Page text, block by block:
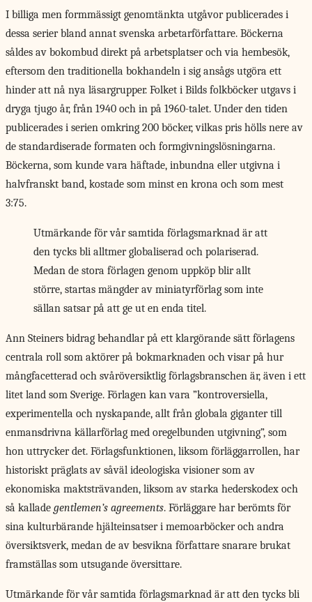
I billiga men formmässigt genomtänkta utgåvor publicerades i
dessa serier bland annat svenska arbetarförfattare. Böckerna
såldes av bokombud direkt på arbetsplatser och via hembesök,
eftersom den traditionella bokhandeln i sig ansågs utgöra ett
hinder att nå nya läsargrupper. Folket i Bilds folkböcker utgavs i
dryga tjugo år, från 1940 och in på 1960-talet. Under den tiden
publicerades i serien omkring 200 böcker, vilkas pris hölls nere av
de standardiserade formaten och formgivningslösningarna.
Böckerna, som kunde vara häftade, inbundna eller utgivna i
halvfranskt band, kostade som minst en krona och som mest
3:75.
Utmärkande för vår samtida förlagsmarknad är att
den tycks bli alltmer globaliserad och polariserad.
Medan de stora förlagen genom uppköp blir allt
större, startas mängder av miniatyrförlag som inte
sällan satsar på att ge ut en enda titel.
Ann Steiners bidrag behandlar på ett klargörande sätt förlagens
centrala roll som aktörer på bokmarknaden och visar på hur
mångfacetterad och svåröversiktlig förlagsbranschen är, även i ett
litet land som Sverige. Förlagen kan vara ”kontroversiella,
experimentella och nyskapande, allt från globala giganter till
enmansdrivna källarförlag med oregelbunden utgivning”, som
hon uttrycker det. Förlagsfunktionen, liksom förläggarrollen, har
historiskt präglats av såväl ideologiska visioner som av
ekonomiska maktsträvanden, liksom av starka hederskodex och
så kallade gentlemen’s agreements. Förläggare har berömts för
sina kulturbärande hjälteinsatser i memoarböcker och andra
översiktsverk, medan de av besvikna författare snarare brukat
framställas som utsugande översittare.
Utmärkande för vår samtida förlagsmarknad är att den tycks bli